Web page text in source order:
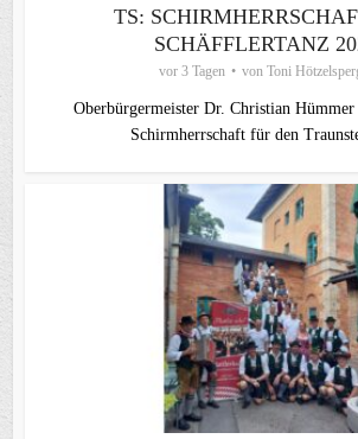
TS:
SCHÄFFLERTANZ
vor 3 Tagen von Toni
Oberbürgermeister Dr. Christian
Schirmherrschaft für den